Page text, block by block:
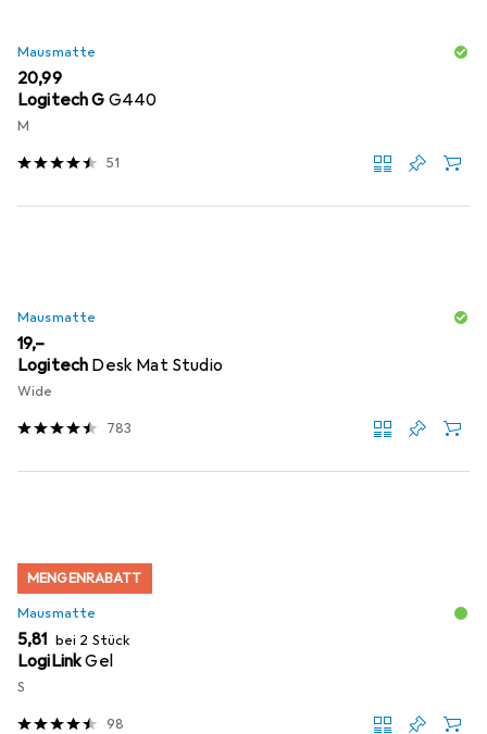
Mausmatte
EUR
20,99
Logitech G G440
M
51
Mausmatte
EUR
19,–
Logitech Desk Mat Studio
Wide
783
MENGENRABATT
Mausmatte
EUR
5,81 bei 2 Stück
LogiLinkGel
S
98